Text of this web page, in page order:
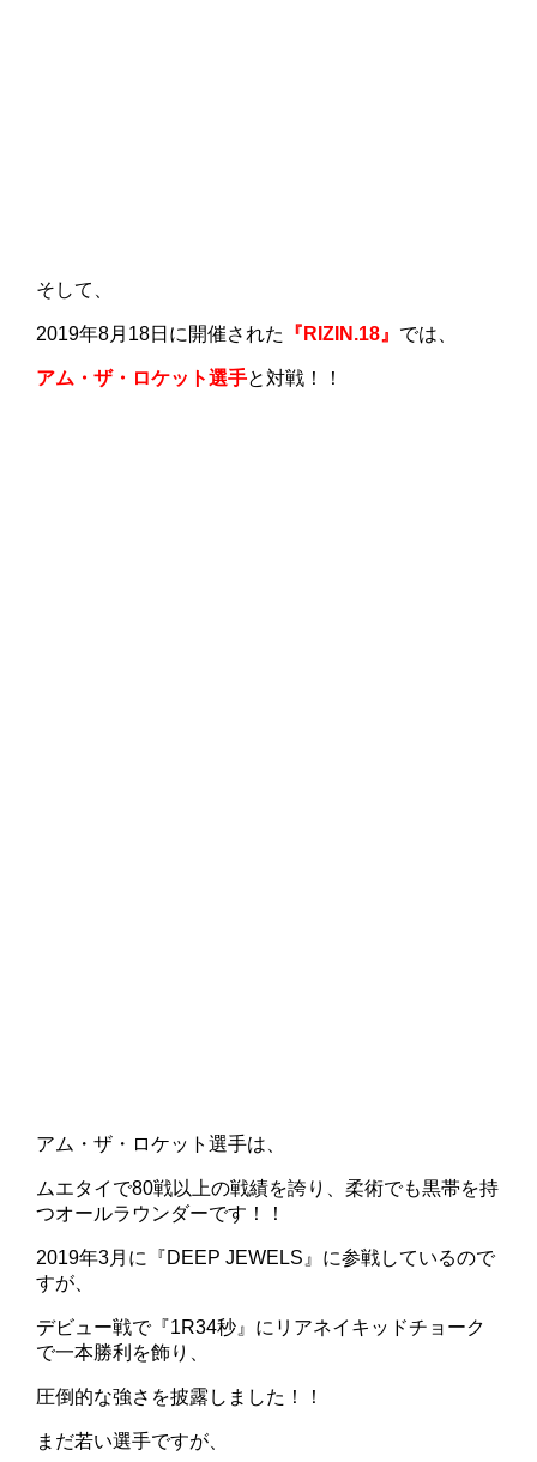
そして、
2019年8月18日に開催された 『RIZIN.18』 では、
アム・ザ・ロケット選手と対戦！！
アム・ザ・ロケット選手は、
ムエタイで80戦以上の戦績を誇り、柔術でも黒帯を持
つオールラウンダーです！！
2019年3月に『DEEP JEWELS』に参戦しているので
すが、
デビュー戦で『1R34秒』にリアネイキッドチョーク
で一本勝利を飾り、
圧倒的な強さを披露しました！！
まだ若い選手ですが、